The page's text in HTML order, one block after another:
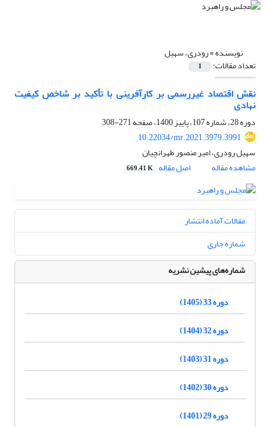
نویسنده =رودری، سهیل
تعداد مقالات: 1
نقش اقتصاد غیررسمی بر کارآفرینی با تأکید بر شاخص کیفیت
نهادی
دوره 28، شماره 107، پاییز 1400، صفحه
271-308
10.22034/mr.2021.3979.3991
سهیل رودری، امیر منصور طهرانچیان
مشاهده مقاله
اصل مقاله 669.41 K
مقالات آماده انتشار
شماره جاری
شماره‌های پیشین نشریه
دوره 33 (1405)
دوره 32 (1404)
دوره 31 (1403)
دوره 30 (1402)
دوره 29 (1401)